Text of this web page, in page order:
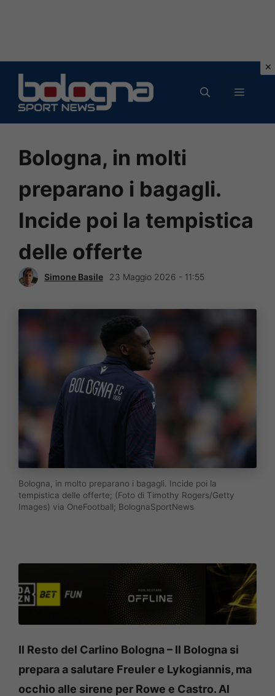
contenuto
MENU
Bologna, in molti
preparano i bagagli.
Incide poi la tempistica
delle offerte
Simone Basile 23 Maggio 2026 - 11:55
Bologna, in molto preparano i bagagli. Incide poi la
tempistica delle offerte; (Foto di Timothy Rogers/Getty
Images) via OneFootball; BolognaSportNews
Il Resto del Carlino Bologna – Il Bologna si
prepara a salutare Freuler e Lykogiannis, ma
occhio alle sirene per Rowe e Castro. Al